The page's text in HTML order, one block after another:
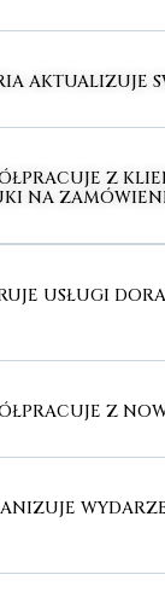
AKTUALIZUJE
Z
NA
USŁUGI
Z